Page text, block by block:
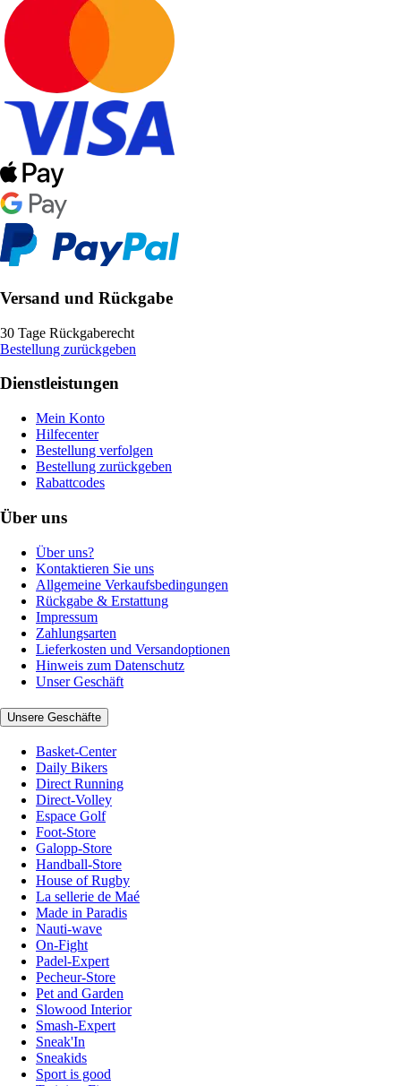
Versand und Rückgabe
30 Tage Rückgaberecht
Bestellung zurückgeben
Dienstleistungen
Mein Konto
Hilfecenter
Bestellung verfolgen
Bestellung zurückgeben
Rabattcodes
Über uns
Über uns?
Kontaktieren Sie uns
Allgemeine Verkaufsbedingungen
Rückgabe & Erstattung
Impressum
Zahlungsarten
Lieferkosten und Versandoptionen
Hinweis zum Datenschutz
Unser Geschäft
Unsere Geschäfte
Basket-Center
Daily Bikers
Direct Running
Direct-Volley
Espace Golf
Foot-Store
Galopp-Store
Handball-Store
House of Rugby
La sellerie de Maé
Made in Paradis
Nauti-wave
On-Fight
Padel-Expert
Pecheur-Store
Pet and Garden
Slowood Interior
Smash-Expert
Sneak'In
Sneakids
Sport is good